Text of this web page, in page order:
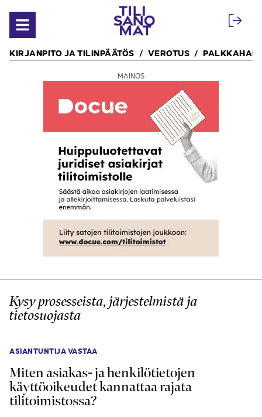
Avaa valikko
KIRJANPITO JA TILINPÄÄTÖS VEROTUS
MAINOS
Kysy prosesseista, järjestelmistä ja
tietosuojasta
ASIANTUNTIJA VASTAA
Miten asiakas- ja henkilötietojen
käyttöoikeudet kannattaa rajata
tilitoimistossa?